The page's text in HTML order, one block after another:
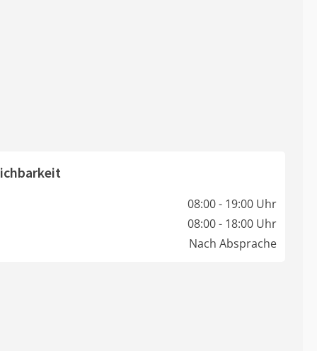
08:00 - 19:00 Uhr
08:00 - 18:00 Uhr
Nach Absprache